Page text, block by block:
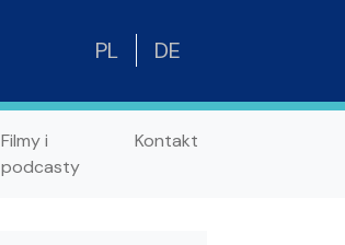
PL DE
Filmy i
podcasty
Kontakt